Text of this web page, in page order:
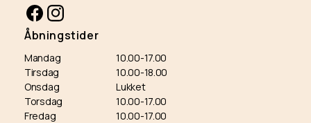
Facebook
Åbningstider
Mandag
10.00-17.00
Tirsdag
10.00-18.00
Onsdag
Lukket
Torsdag
10.00-17.00
Fredag
10.00-17.00